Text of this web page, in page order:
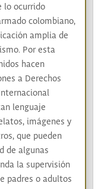
|
lo ocurrido
colombiano,
amplia de
Por esta
hacen
a Derechos
lenguaje
imágenes y
que pueden
de algunas
la supervisión
padres o adultos